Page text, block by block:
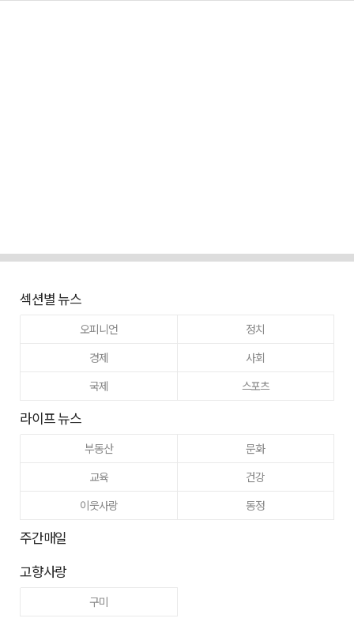
섹션별 뉴스
오피니언
정치
경제
사회
국제
스포츠
라이프 뉴스
부동산
문화
교육
건강
이웃사랑
동정
주간매일
고향사랑
구미